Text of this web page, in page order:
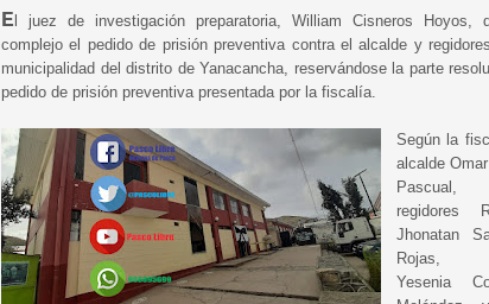
E l juez de investigación preparatoria, William Cisneros Hoyos,
complejo el pedido de prisión preventiva contra el alcalde y
municipalidad del distrito de Yanacancha, reservándose la parte
pedido de prisión preventiva presentada por la fiscalía.
Según la
alcalde
regidores
Jhonatan
Rojas,
Yesenia